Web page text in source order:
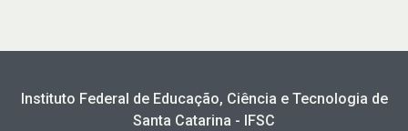
Instituto Federal de Educação, Ciência e Tecnologia de
Santa Catarina - IFSC